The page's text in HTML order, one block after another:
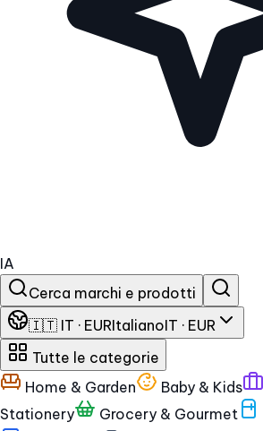
IA
Cerca marchi e prodotti
🇮🇹 IT · EURItalianoIT · EUR
Tutte le categorie
Home & Garden
Baby & Kids
Stationery
Grocery & Gourmet